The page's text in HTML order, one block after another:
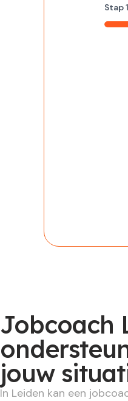
Stap1
33%
Jobcoach
jouw
In Leiden kan een